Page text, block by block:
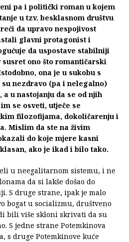
pa i politički roman u kojem
u tzv. besklasnom društvu
da upravo nespojivost
glavni protagonist i
da uspostave stabilniji
susret ono što romantičarski
ona je u sukobu s
nezdravo (pa i nelegalno)
u nastojanju da se od njih
se osveti, utječe se
filozofijama, dokoličarenju i
Mislim da ste na živim
do koje mjere kasni
ako je ikad i bilo tako.
u neegalitarnom sistemu, i ne
da si lakše došao do
S druge strane, ipak je malo
bogat u socializmu, društveno
bili više skloni skrivati da su
S jedne strane Potemkinova
s druge Potemkinove kuće